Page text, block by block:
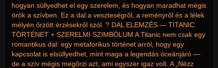
hogyan süllyedhet el egy szerelem, és hogyan maradhat mégis
örök a szívben. Ez a dal a veszteségről, a reményről és a lélek
mélyén őrzött érzésekről szól. ? DAL ELEMZÉS — TITANIC
TÖRTÉNET + SZERELMI SZIMBÓLUM A Titanic nem csak egy
romantikus dal: egy metaforikus történet arról, hogy egy
kapcsolat is elsüllyedhet, mint maga a legendás óceánjáró —
de a szív mégis megőrzi azt, ami egyszer igaz volt. A „Nézz